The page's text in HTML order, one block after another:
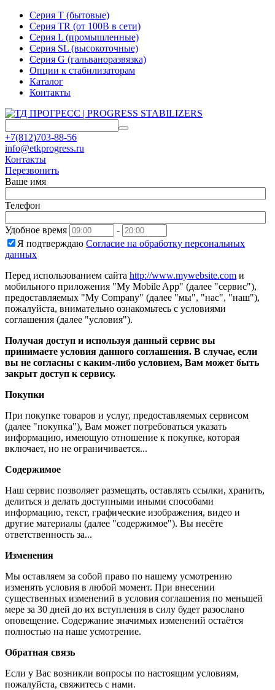
Серия T (бытовые)
Серия TR (от 100В в сети)
Серия L (промышленные)
Серия SL (высокоточные)
Серия G (гальваноразвязка)
Опции к стабилизаторам
Каталог
Контакты
+7(812)703-88-56
info@etkprogress.ru
Контакты
Перезвонить
Ваше имя
Телефон
Удобное время
-
Я подтверждаю Согласие на обработку персональных
данных
Перед использованием сайта http://www.mywebsite.com и
мобильного приложения "My Mobile App" (далее "сервис"),
предоставляемых "My Company" (далее "мы", "нас", "наш"),
пожалуйста, внимательно ознакомьтесь с условиями
соглашения (далее "условия").
Получая доступ и используя данный сервис вы
принимаете условия данного соглашения. В случае, если
вы не согласны с каким-либо условием, Вам может быть
закрыт доступ к сервису.
Покупки
При покупке товаров и услуг, предоставляемых сервисом
(далее "покупка"), Вам может потребоваться указать
информацию, имеющую отношение к покупке, которая
включает, но не ограничивается...
Содержимое
Наш сервис позволяет размещать, оставлять ссылки, хранить,
делиться и делать доступными иными способами
информацию, текст, графические изображения, видео и
другие материалы (далее "содержимое"). Вы несёте
ответственность за...
Изменения
Мы оставляем за собой право по нашему усмотрению
изменять условия в любой момент. При внесении
существенных изменений в условия соглашения по меньшей
мере за 30 дней до их вступления в силу будет разослано
оповещение. Содержание значимых изменений остаётся
полностью на наше усмотрение.
Обратная связь
Если у Вас возникли вопросы по настоящим условиям,
пожалуйста, свяжитесь с нами.